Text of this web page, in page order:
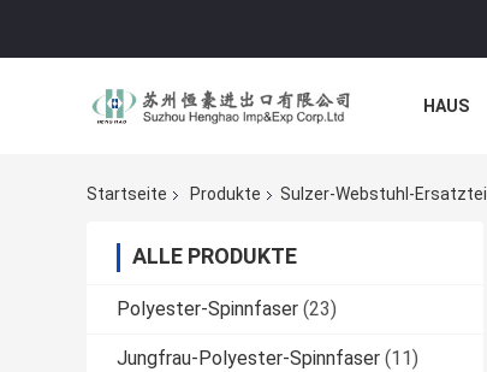
HAUS
Startseite
Produkte Sulzer-Webstuhl-
ALLE PRODUKTE
Polyester-Spinnfaser (23)
Jungfrau-Polyester-Spinnfaser (11)